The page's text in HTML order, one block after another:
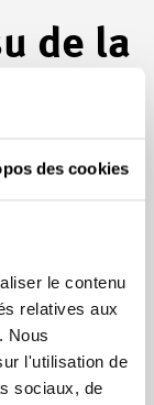
des cookies
le contenu
relatives aux
Nous
l'utilisation de
sociaux, de
de la
le
dans
les